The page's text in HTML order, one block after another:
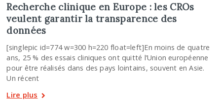
Recherche clinique en Europe : les CROs
veulent garantir la transparence des
données
[singlepic id=774 w=300 h=220 float=left]En moins de quatre
ans, 25 % des essais cliniques ont quitté l’Union européenne
pour être réalisés dans des pays lointains, souvent en Asie.
Un récent
Lire plus